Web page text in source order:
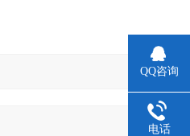
QQ咨询
电话